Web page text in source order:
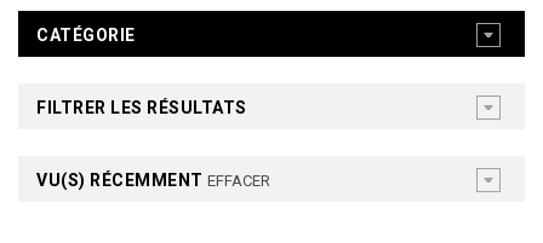
CATÉGORIE
FILTRER LES RÉSULTATS
VU(S) RÉCEMMENT EFFACER